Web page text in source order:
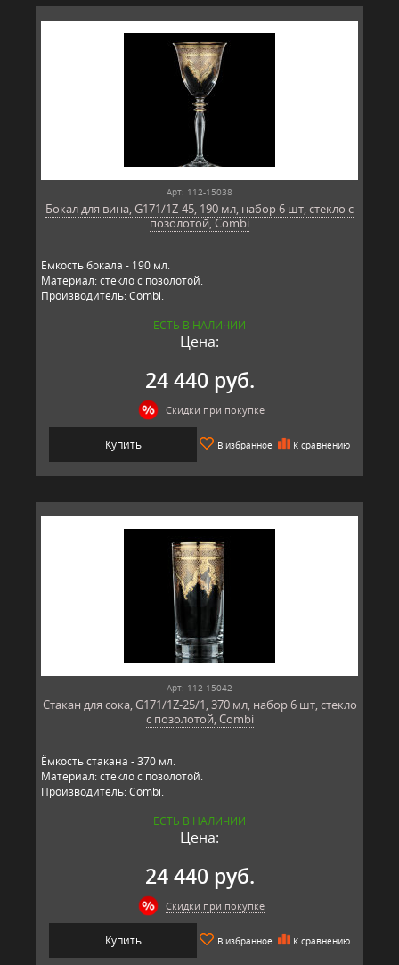
Арт: 112-15038
Бокал для вина, G171/1Z-45, 190 мл, набор 6 шт, стекло с
позолотой, Combi
Ёмкость бокала - 190 мл.
Материал: стекло с позолотой.
Производитель: Combi.
ЕСТЬ В НАЛИЧИИ
Цена:
24 440 руб.
Скидки при покупке
Купить В избранное К сравнению
Арт: 112-15042
Стакан для сока, G171/1Z-25/1, 370 мл, набор 6 шт, стекло
с позолотой, Combi
Ёмкость стакана - 370 мл.
Материал: стекло с позолотой.
Производитель: Combi.
ЕСТЬ В НАЛИЧИИ
Цена:
24 440 руб.
Скидки при покупке
Купить В избранное К сравнению